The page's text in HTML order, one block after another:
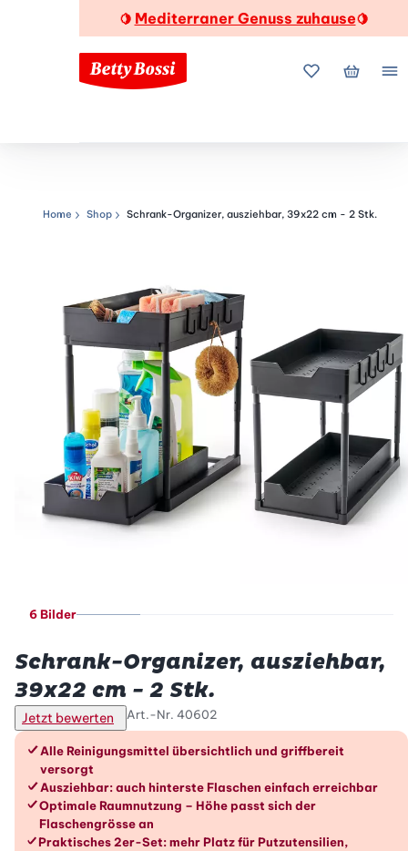
🍋 Mediterraner Genuss zuhause🍋
MeineMein
Navigationspfad
Home Shop Schrank-Organizer, ausziehbar, 39x22 cm - 2 Stk.
6 Bilder
Schrank-Organizer, ausziehbar,
39x22 cm - 2 Stk.
Jetzt bewerten Art.-Nr. 40602
Die Vorteile im Überblick
Alle Reinigungsmittel übersichtlich und griffbereit
versorgt
Ausziehbar: auch hinterste Flaschen einfach erreichbar
Optimale Raumnutzung – Höhe passt sich der
Flaschengrösse an
Praktisches 2er-Set: mehr Platz für Putzutensilien,